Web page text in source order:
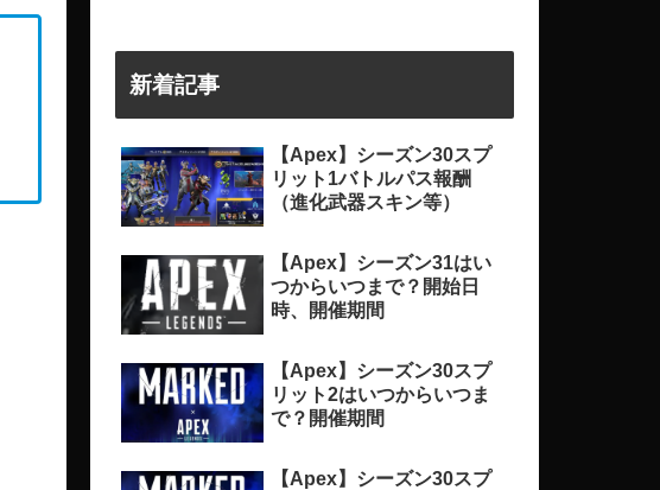
新着記事
【Apex】シーズン30スプ
リット1バトルパス報酬
（進化武器スキン等）
【Apex】シーズン31はい
つからいつまで？開始日
時、開催期間
【Apex】シーズン30スプ
リット2はいつからいつま
で？開催期間
【Apex】シーズン30スプ